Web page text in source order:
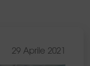
29 Aprile 2021